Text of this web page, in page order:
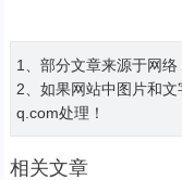
1、部分文章来源于网络
2、如果网站中图片和
q.com处理！
相关文章